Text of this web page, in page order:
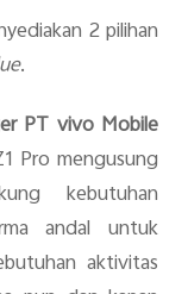
2 pilihan
.
PT vivo Mobile
Pro mengusung
kebutuhan
andal untuk
aktivitas